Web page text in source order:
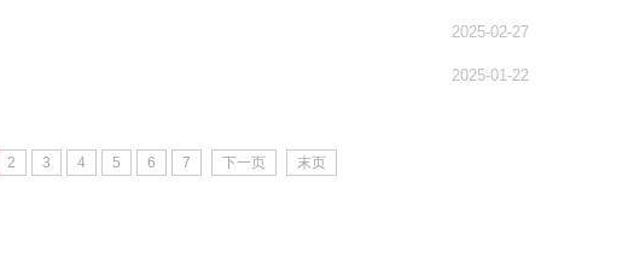
2025-02-27
2025-01-22
2 3 4 5 6 7 下一页 末页